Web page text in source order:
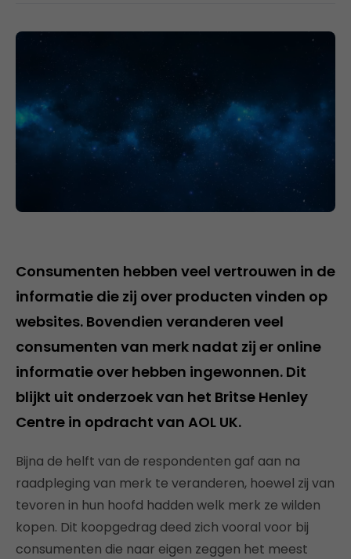
Consumenten hebben veel vertrouwen in de
informatie die zij over producten vinden op
websites. Bovendien veranderen veel
consumenten van merk nadat zij er online
informatie over hebben ingewonnen. Dit
blijkt uit onderzoek van het Britse Henley
Centre in opdracht van AOL UK.
Bijna de helft van de respondenten gaf aan na
raadpleging van merk te veranderen, hoewel zij van
tevoren in hun hoofd hadden welk merk ze wilden
kopen. Dit koopgedrag deed zich vooral voor bij
consumenten die naar eigen zeggen het meest